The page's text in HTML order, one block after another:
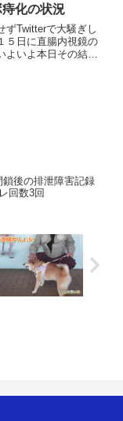
後に便秘が起こる
し、食事や市販薬、
験者の視点も交えて
らさを一人で抱え込
ヒントを一緒に見つ
化の状況
ずTwitterで大騒ぎし
５日に直腸内視鏡の
いよ本日その結果
後の排泄障害記録
回数3回